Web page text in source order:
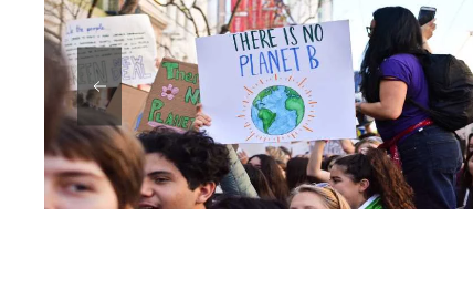
DIE SCHWEIZ IST VON DEN FOLGEN DES
KLIMAWANDELS STÄRKER BETROFFEN...